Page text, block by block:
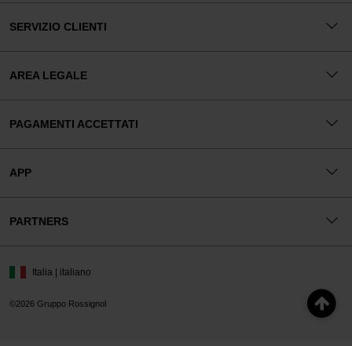
SERVIZIO CLIENTI
AREA LEGALE
PAGAMENTI ACCETTATI
APP
PARTNERS
©2026 Gruppo Rossignol
Italia | italiano